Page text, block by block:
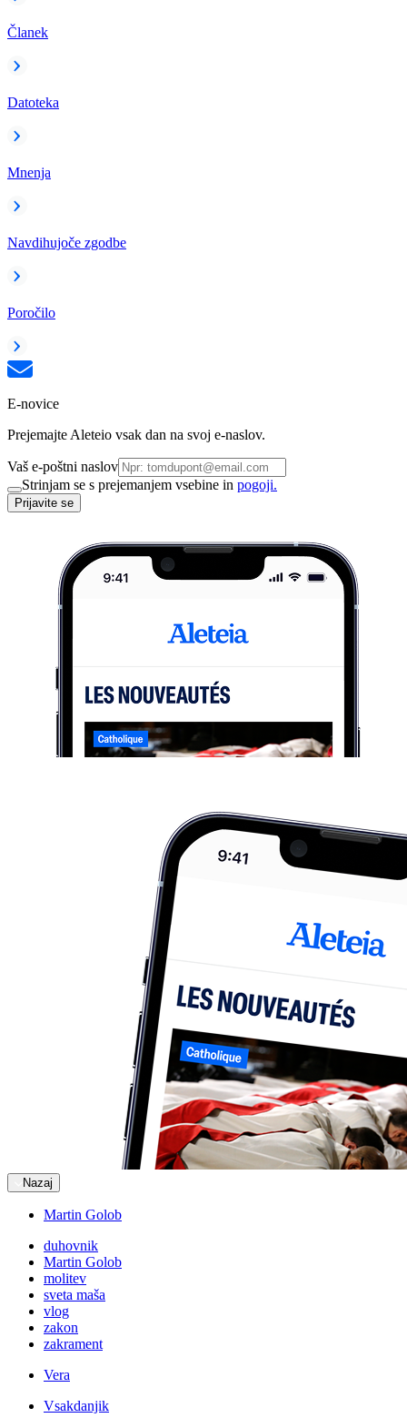
Članek
Datoteka
Mnenja
Navdihujoče zgodbe
Poročilo
E-novice
Prejemajte Aleteio vsak dan na svoj e-naslov.
Vaš e-poštni naslov
Strinjam se s prejemanjem vsebine in pogoji.
Prijavite se
Nazaj
Martin Golob
duhovnik
Martin Golob
molitev
sveta maša
vlog
zakon
zakrament
Vera
Vsakdanjik